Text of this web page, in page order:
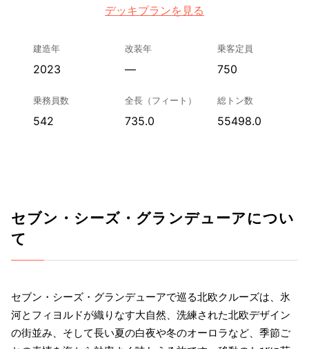
デッキプランを見る
建造年
2023
改装年
—
乗客定員
750
乗務員数
542
全長（フィート）
735.0
総トン数
55498.0
セブン・シーズ・グランデューアについ
て
セブン・シーズ・グランデューアで巡る北欧クルーズは、氷
河とフィヨルドが織りなす大自然、洗練された北欧デザイン
の街並み、そして長い夏の白夜や冬のオーロラなど、季節ご